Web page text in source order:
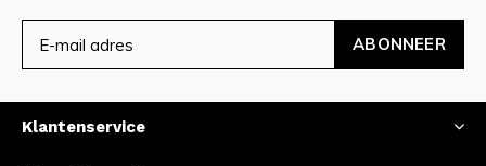
ABONNEER
Klantenservice